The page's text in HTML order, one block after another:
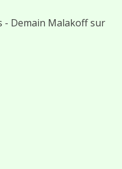
- Demain Malakoffsur